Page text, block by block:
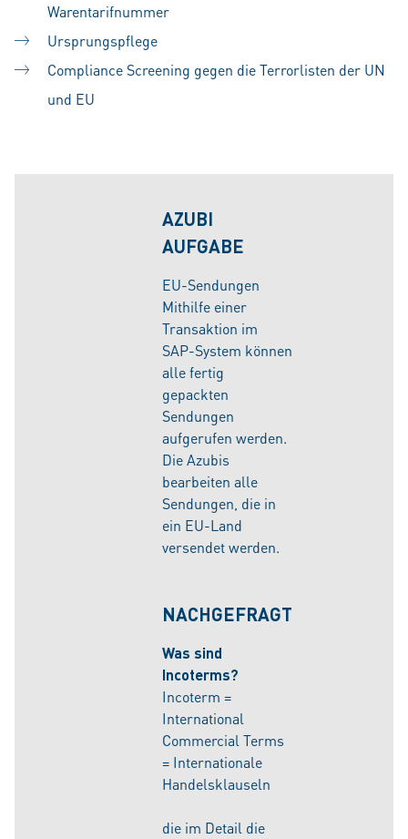
Warentarifnummer
Ursprungspflege
Compliance Screening gegen die Terrorlisten der UN
und EU
AZUBI
AUFGABE
EU-Sendungen
Mithilfe einer
Transaktion im
SAP-System können
alle fertig
gepackten
Sendungen
aufgerufen werden.
Die Azubis
bearbeiten alle
Sendungen, die in
ein EU-Land
versendet werden.
NACHGEFRAGT
Was sind
Incoterms?
Incoterm =
International
Commercial Terms
= Internationale
Handelsklauseln
die im Detail die